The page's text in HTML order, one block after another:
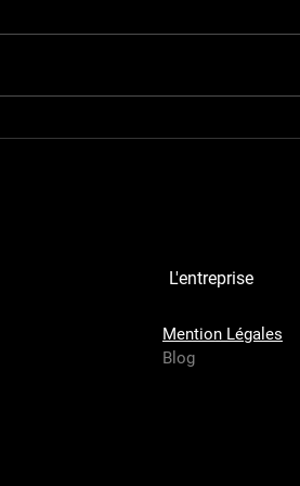
L'entreprise
Mention Légal​es
Blog